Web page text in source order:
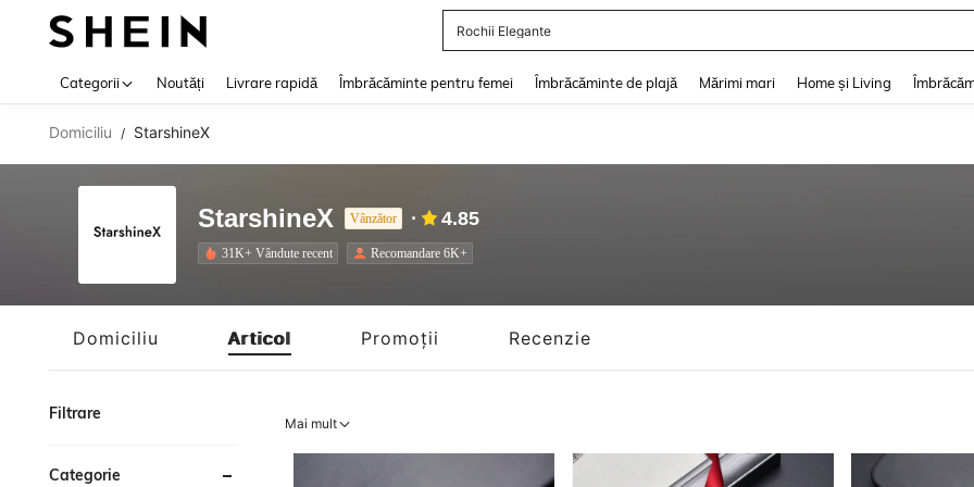
Rochii De Vară
Categorii Noutăți Livrare rapidă Îmbrăcăminte pentru femei Îmbrăcăminte de plajă Mărimi mari Home și Living
Domiciliu / StarshineX
StarshineX Vânzător 4.85
31K+ Vândute recent Recomandare 6K+
Domiciliu Articol Promoții Recenzie
Filtrare
Categorie
Mai mult